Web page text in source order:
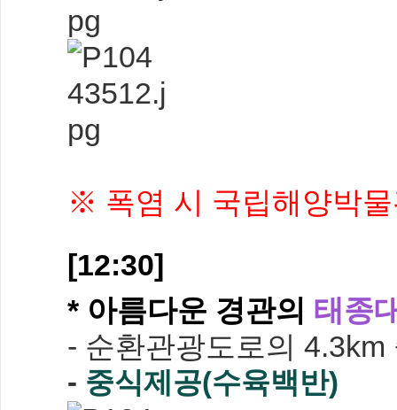
※ 폭염 시 국립해양박
[12:30]
* 아름다운 경관의 태종
- 순환관광도로의
- 중식제공(수육백반)